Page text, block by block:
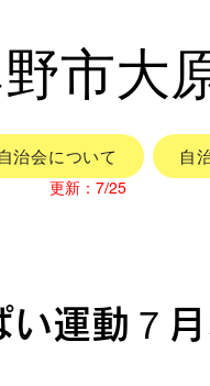
市大
治会について 自
更新：7/25
い運動７